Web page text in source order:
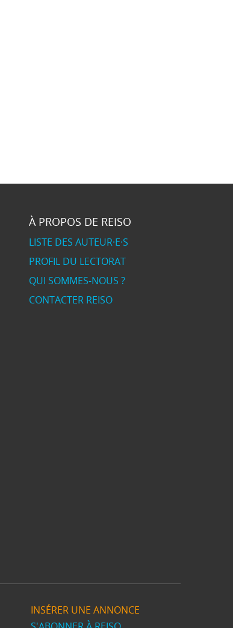
À PROPOS DE REISO
LISTE DES AUTEUR·E·S
PROFIL DU LECTORAT
QUI SOMMES-NOUS ?
CONTACTER REISO
INSÉRER UNE ANNONCE